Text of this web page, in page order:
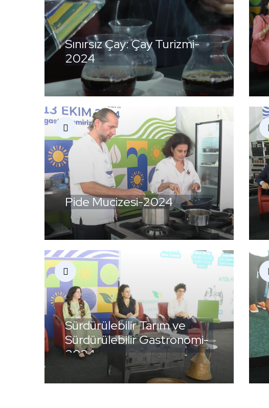
Sınırsız Çay: Çay Turizmi-
2024
Pide Mucizesi-2024
Sürdürülebilir Tarım ve
Sürdürülebilir Gastronomi-
2024